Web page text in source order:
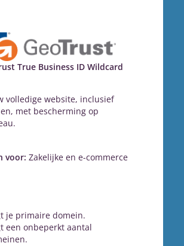
True Business ID Wildcard
volledige website, inclusief
met bescherming op
voor: Zakelijke en e-commerce
je primaire domein.
een onbeperkt aantal